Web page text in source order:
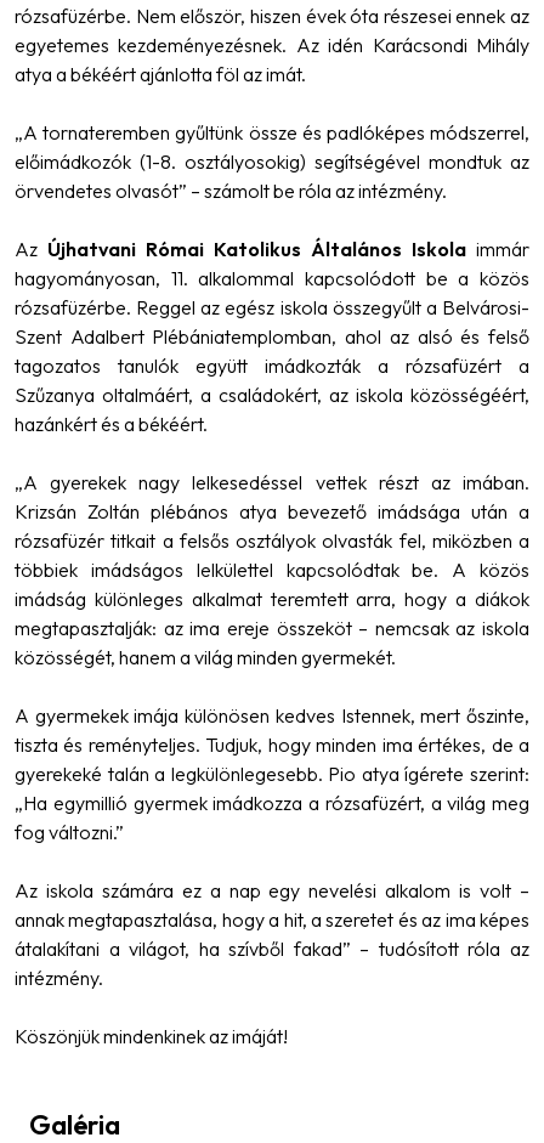
rózsafüzérbe. Nem először, hiszen évek óta részesei ennek az
egyetemes kezdeményezésnek. Az idén Karácsondi Mihály
atya a békéért ajánlotta föl az imát.
„A tornateremben gyűltünk össze és padlóképes módszerrel,
előimádkozók (1-8. osztályosokig) segítségével mondtuk az
örvendetes olvasót” – számolt be róla az intézmény.
Az Újhatvani Római Katolikus Általános Iskola immár
hagyományosan, 11. alkalommal kapcsolódott be a közös
rózsafüzérbe. Reggel az egész iskola összegyűlt a Belvárosi-
Szent Adalbert Plébániatemplomban, ahol az alsó és felső
tagozatos tanulók együtt imádkozták a rózsafüzért a
Szűzanya oltalmáért, a családokért, az iskola közösségéért,
hazánkért és a békéért.
„A gyerekek nagy lelkesedéssel vettek részt az imában.
Krizsán Zoltán plébános atya bevezető imádsága után a
rózsafüzér titkait a felsős osztályok olvasták fel, miközben a
többiek imádságos lelkülettel kapcsolódtak be. A közös
imádság különleges alkalmat teremtett arra, hogy a diákok
megtapasztalják: az ima ereje összeköt – nemcsak az iskola
közösségét, hanem a világ minden gyermekét.
A gyermekek imája különösen kedves Istennek, mert őszinte,
tiszta és reményteljes. Tudjuk, hogy minden ima értékes, de a
gyerekeké talán a legkülönlegesebb. Pio atya ígérete szerint:
„Ha egymillió gyermek imádkozza a rózsafüzért, a világ meg
fog változni.”
Az iskola számára ez a nap egy nevelési alkalom is volt –
annak megtapasztalása, hogy a hit, a szeretet és az ima képes
átalakítani a világot, ha szívből fakad” – tudósított róla az
intézmény.
Köszönjük mindenkinek az imáját!
Galéria